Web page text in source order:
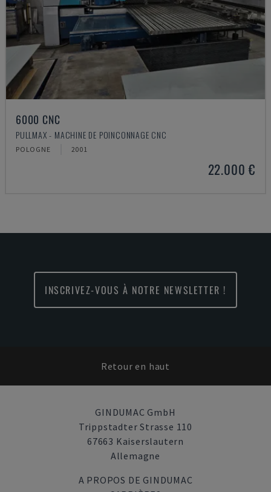
6000 CNC
PULLMAX - MACHINE DE POINÇONNAGE CNC
POLOGNE 2001
22.000 €
INSCRIVEZ-VOUS À NOTRE NEWSLETTER !
Retour en haut
GINDUMAC GmbH
Trippstadter Strasse 110
67663 Kaiserslautern
Allemagne
A PROPOS DE GINDUMAC